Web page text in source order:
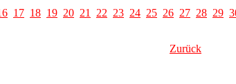
17 18 19 20 21 22 23 24 25 26 27 28 29
Zurück